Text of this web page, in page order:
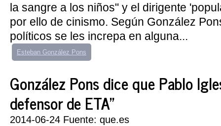
la sangre a los niños" y el dirigente
por ello de cinismo. Según González
políticos se les increpa en alguna...
Esteban González Pons
González Pons dice que Pablo
defensor de ETA"
2014-06-24 Fuente: que.es